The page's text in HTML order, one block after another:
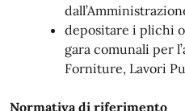
depositare i plichi
gara comunali per
Forniture, Lavori
Normativa di riferimento